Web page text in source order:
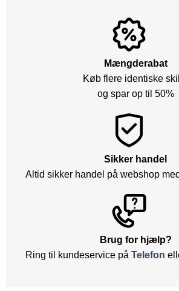
Mængderabat
Køb flere identiske
og spar op til 50%
Sikker handel
Altid sikker handel på webshop
Brug for hjælp?
Ring til kundeservice på Telefon